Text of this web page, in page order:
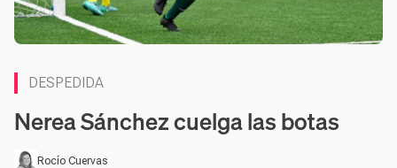
DESPEDIDA
Nerea Sánchez cuelga las botas
Rocío Cuervas